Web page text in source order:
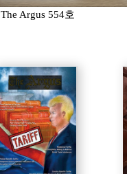
The Argus 554호